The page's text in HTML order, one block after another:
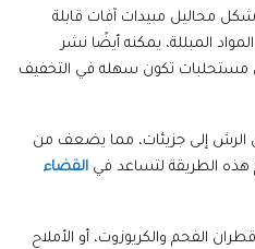
محاليل مبيدات آفات قابلة
المبللة، يمكنه أيضًا نشر
مستحلبات تكون سهله في التخفيف
الرش إلى جزيئات، مما يضعف من
هذه الطريقة لتساعد في القضاء
الفحم والكريوزوت، أو الأملاح